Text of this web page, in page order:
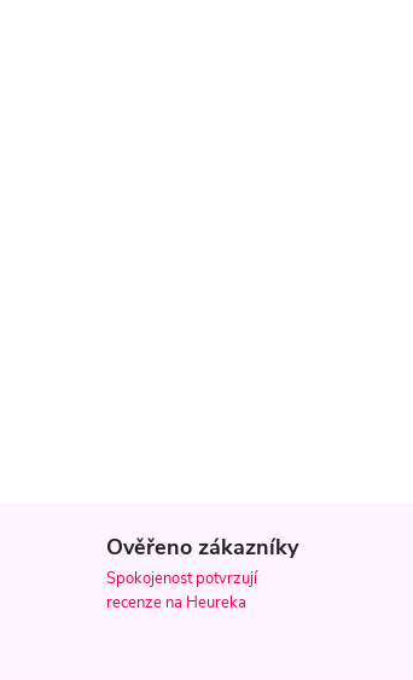
Ověřeno zákazníky
Spokojenost potvrzují
recenze na Heureka